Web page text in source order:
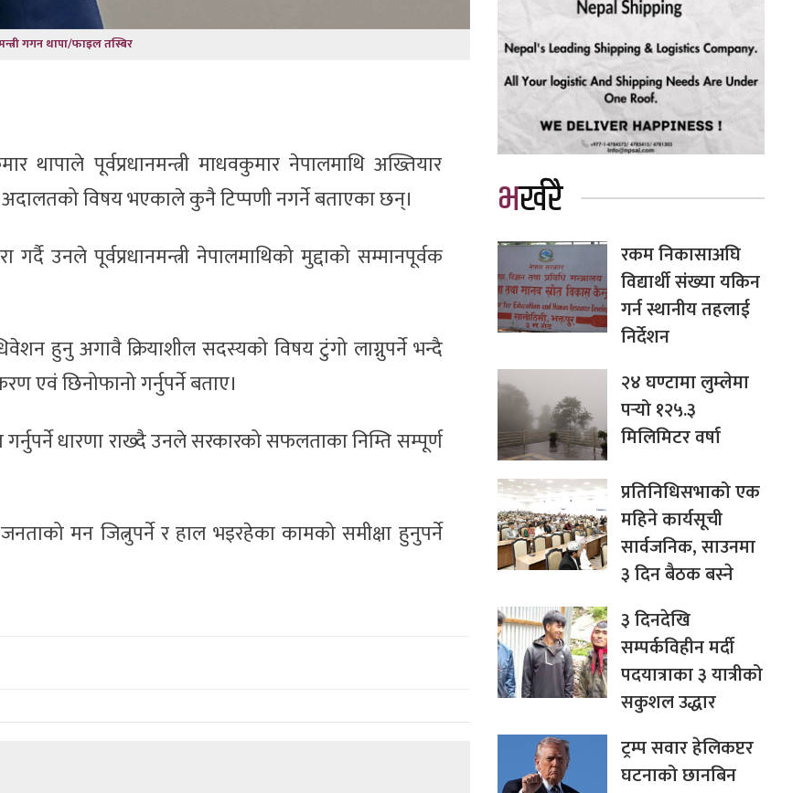
गगन थापा/फाइल तस्बिर
थापाले पूर्वप्रधानमन्त्री माधवकुमार नेपालमाथि अख्तियार
विषय भएकाले कुनै टिप्पणी नगर्ने बताएका छन्।
उनले पूर्वप्रधानमन्त्री नेपालमाथिको मुद्दाको सम्मानपूर्वक
हुनु अगावै क्रियाशील सदस्यको विषय टुंगो लाग्नुपर्ने भन्दै
एवं छिनोफानो गर्नुपर्ने बताए।
धारणा राख्दै उनले सरकारको सफलताका निम्ति सम्पूर्ण
मन जित्नुपर्ने र हाल भइरहेका कामको समीक्षा हुनुपर्ने
भर्खरै
रकम निकासाअघि
विद्यार्थी संख्या यकिन
गर्न स्थानीय तहलाई
निर्देशन
२४ घण्टामा लुम्लेमा
पर्‍यो १२५.३
मिलिमिटर वर्षा
प्रतिनिधिसभाको एक
महिने कार्यसूची
सार्वजनिक, साउनमा
३ दिन बैठक बस्ने
३ दिनदेखि
सम्पर्कविहीन मर्दी
पदयात्राका ३ यात्रीको
सकुशल उद्धार
ट्रम्प सवार हेलिकप्टर
घटनाको छानबिन